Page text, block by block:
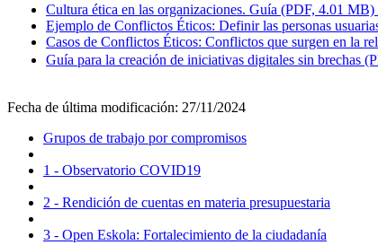
Cultura ética en las organizaciones. Guía (PDF, 4.01 MB)
Ejemplo de Conflictos Éticos: Definir las personas
Casos de Conflictos Éticos: Conflictos que surgen en la
Guía para la creación de iniciativas digitales sin brechas
Fecha de última modificación: 27/11/2024
Grupos de trabajo por compromisos
1 - Observatorio COVID19
2 - Rendición de cuentas en materia presupuestaria
3 - Open Eskola: Fortalecimiento de la ciudadanía